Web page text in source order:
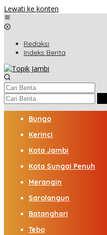
Lewati ke konten
Redaksi
Indeks Berita
Bungo
Kerinci
Kota Jambi
Kota Sungai Penuh
Merangin
Sarolangun
Batanghari
Tebo